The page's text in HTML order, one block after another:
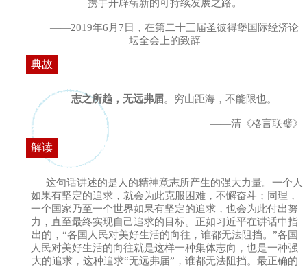
携手开辟崭新的可持续发展之路。
——2019年6月7日，在第二十三届圣彼得堡国际经济论
坛全会上的致辞
典故
志之所趋，无远弗届。穷山距海，不能限也。
——清《格言联璧》
解读
这句话讲述的是人的精神意志所产生的强大力量。一个人
如果有坚定的追求，就会为此克服困难，不懈奋斗；同理，
一个国家乃至一个世界如果有坚定的追求，也会为此付出努
力，直至最终实现自己追求的目标。正如习近平在讲话中指
出的，“各国人民对美好生活的向往，谁都无法阻挡。”各国
人民对美好生活的向往就是这样一种集体志向，也是一种强
大的追求，这种追求“无远弗届”，谁都无法阻挡。最正确的